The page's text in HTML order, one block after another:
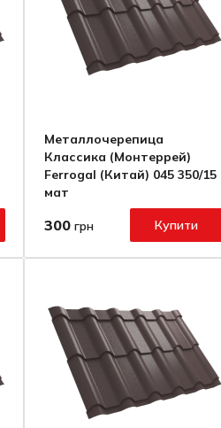
Металлочерепица
Классика (Монтеррей)
Ferrogal (Китай) 045 350/15
мат
300 грн Купити